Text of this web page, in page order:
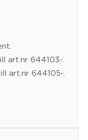
art.nr 644103-.
art.nr 644105-.